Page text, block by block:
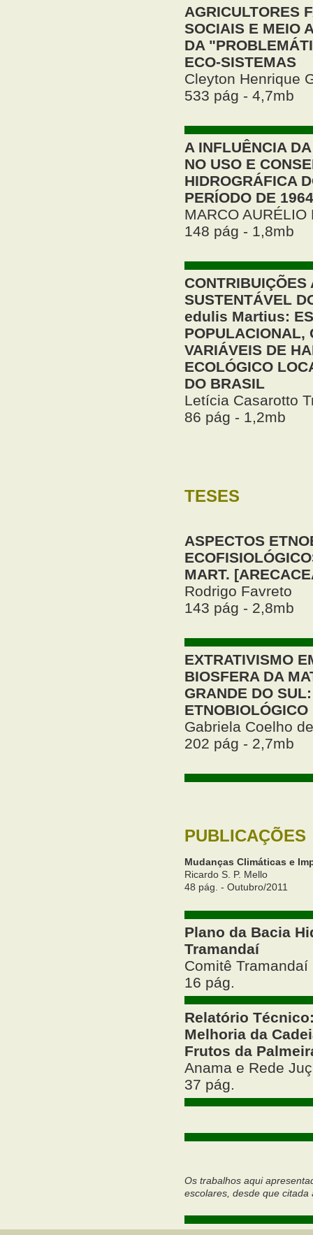
AGRICULTORES
SOCIAIS E MEIO
DA
ECO-SISTEMAS
Cleyton Henrique
533 pág - 4,7mb
A INFLUÊNCIA
NO USO E
HIDROGRÁFICA
PERÍODO DE
MARCO AURÉLIO
148 pág - 1,8mb
CONTRIBUIÇÕES
SUSTENTÁVEL
edulis Martius:
POPULACIONAL,
VARIÁVEIS DE
ECOLÓGICO
DO BRASIL
Letícia Casarotto
86 pág - 1,2mb
TESES
ASPECTOS
MART.
Rodrigo Favreto
143 pág - 2,8mb
EXTRATIVISMO
BIOSFERA DA
GRANDE DO
Gabriela Coelho
202 pág - 2,7mb
PUBLICAÇÕES
Mudanças Climáticas e
Ricardo S. P. Mello
48 pág. - Outubro/2011
Plano da Bacia
Tramandaí
Comitê Tramandaí
16 pág.
Relatório
Melhoria da
Frutos da
Anama e Rede
37 pág.
Os trabalhos aqui
escolares, desde que citada